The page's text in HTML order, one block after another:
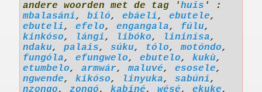
andere woorden met de tag 'huis ' :
mbalasáni, biló, ebáeli, ebutele,
ebuteli, efelo, engangala, fúlu,
kinkóso, lángi, libóko, lininísa,
ndaku, palais, súku, tólo,motóndo,
fungóla, efungwelo, ebutelo, kukù,
etumbelo, armwár,maluvé, esosele,
ngwende, kikóso, linyuka, sabúni,